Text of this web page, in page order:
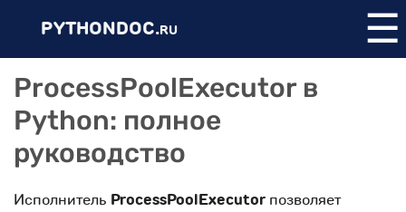
PYTHONDOC.RU ☰
ProcessPoolExecutor в
Python: полное
руководство
Исполнитель ProcessPoolExecutor позволяет